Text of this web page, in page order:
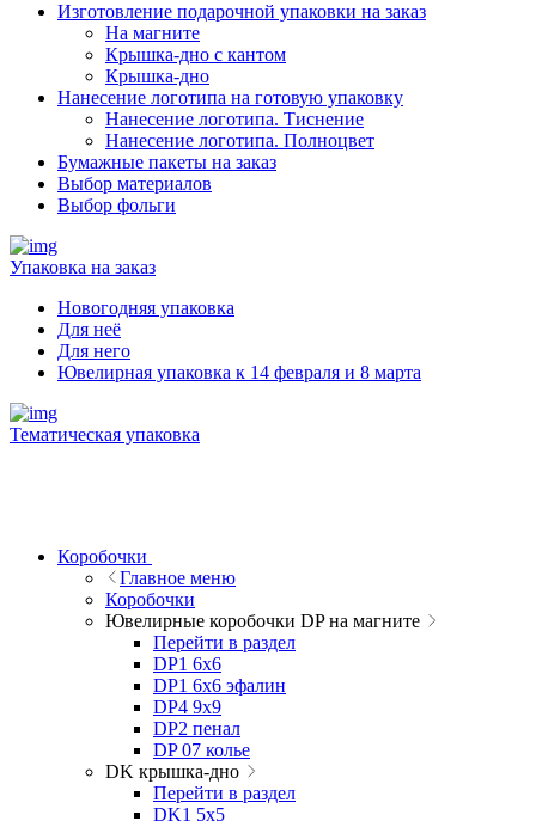
Изготовление подарочной упаковки на заказ
На магните
Крышка-дно с кантом
Крышка-дно
Нанесение логотипа на готовую упаковку
Нанесение логотипа. Тиснение
Нанесение логотипа. Полноцвет
Бумажные пакеты на заказ
Выбор материалов
Выбор фольги
Упаковка на заказ
Новогодняя упаковка
Для неё
Для него
Ювелирная упаковка к 14 февраля и 8 марта
Тематическая упаковка
Коробочки
Главное меню
Коробочки
Ювелирные коробочки DP на магните
Перейти в раздел
DP1 6x6
DP1 6x6 эфалин
DP4 9x9
DP2 пенал
DP 07 колье
DK крышка-дно
Перейти в раздел
DK1 5x5